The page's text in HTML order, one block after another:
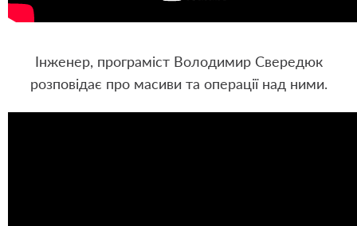
Інженер, програміст Володимир Свередюк
розповідає про масиви та операції над ними.